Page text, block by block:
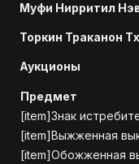
Муфи Нирритил
Торкин Траканон
Аукционы
Предмет
[item]Знак
[item]Выжженная
[item]Обожженная